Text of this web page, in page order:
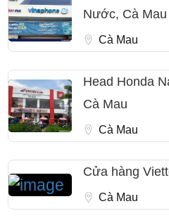
Nước, Cà Mau
Cà Mau
Head Honda
Cà Mau
Cà Mau
Cửa hàng
Cà Mau